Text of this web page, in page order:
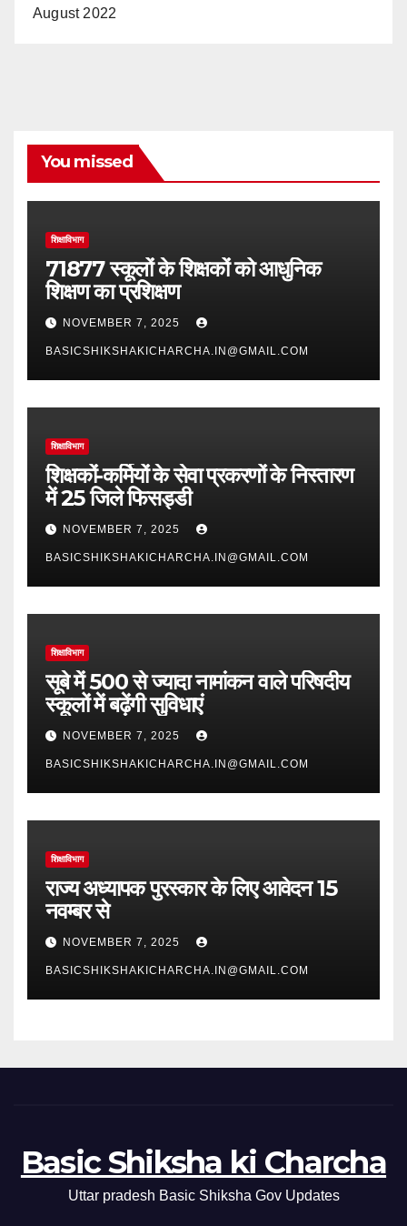
August 2022
You missed
शिक्षाविभाग
71877 स्कूलों के शिक्षकों को आधुनिक
शिक्षण का प्रशिक्षण
NOVEMBER 7, 2025
BASICSHIKSHAKICHARCHA.IN@GMAIL.COM
शिक्षाविभाग
शिक्षकों-कर्मियों के सेवा प्रकरणों के निस्तारण
में 25 जिले फिसड्डी
NOVEMBER 7, 2025
BASICSHIKSHAKICHARCHA.IN@GMAIL.COM
शिक्षाविभाग
सूबे में 500 से ज्यादा नामांकन वाले परिषदीय
स्कूलों में बढ़ेंगी सुविधाएं
NOVEMBER 7, 2025
BASICSHIKSHAKICHARCHA.IN@GMAIL.COM
शिक्षाविभाग
राज्य अध्यापक पुरस्कार के लिए आवेदन 15
नवम्बर से
NOVEMBER 7, 2025
BASICSHIKSHAKICHARCHA.IN@GMAIL.COM
Basic Shiksha ki Charcha
Uttar pradesh Basic Shiksha Gov Updates